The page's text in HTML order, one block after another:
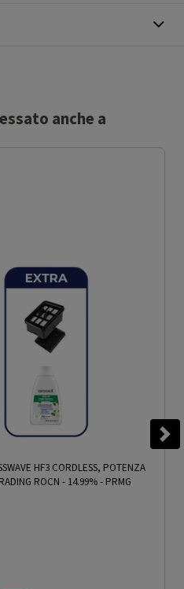
anche a
HF3 CORDLESS, POTENZA
ROCN - 14.99%- PRMG